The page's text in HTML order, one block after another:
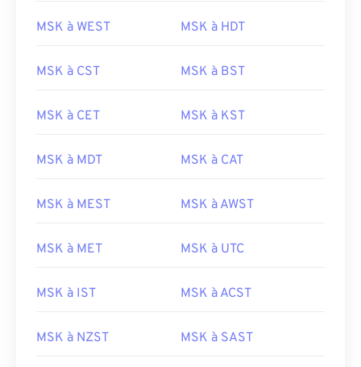
MSK à WEST MSK à HDT
MSK à CST MSK à BST
MSK à CET MSK à KST
MSK à MDT MSK à CAT
MSK à MEST MSK à AWST
MSK à MET MSK à UTC
MSK à IST MSK à ACST
MSK à NZST MSK à SAST